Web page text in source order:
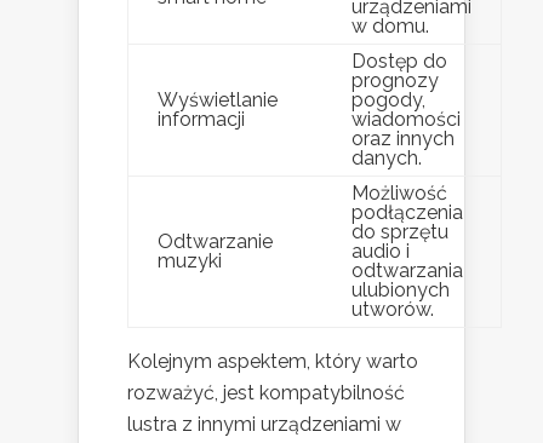
urządzeniami
w domu.
Wyświetlanie
informacji
Dostęp do
prognozy
pogody,
wiadomości
oraz innych
danych.
Odtwarzanie
muzyki
Możliwość
podłączenia
do sprzętu
audio i
odtwarzania
ulubionych
utworów.
Kolejnym aspektem, który warto
rozważyć, jest kompatybilność
lustra z innymi urządzeniami w